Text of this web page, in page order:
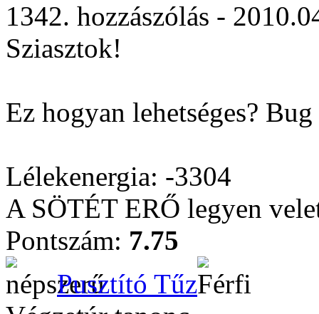
1342. hozzászólás -
Sziasztok!
Ez hogyan lehetséges?
Lélekenergia: -3304
A SÖTÉT ERŐ legyen
Pontszám: 7.75
Pusztító Tűz